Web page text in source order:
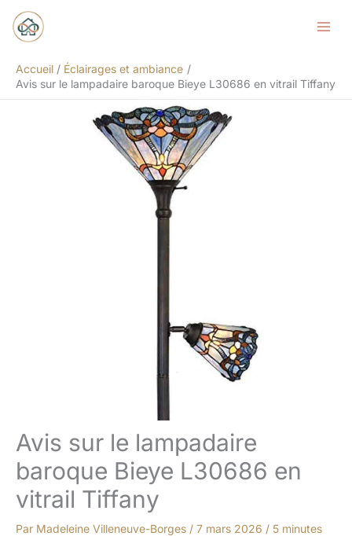
Accueil
Éclairages et ambiance
Avis sur le lampadaire baroque Bieye L30686 en vitrail Tiffany
Avis sur le lampadaire
baroque Bieye L30686 en
vitrail Tiffany
Par Madeleine Villeneuve-Borges / 7 mars 2026 / 5 minutes
Rechercher